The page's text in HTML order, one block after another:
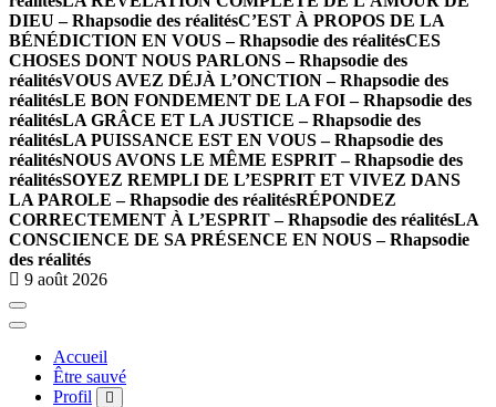
DIEU – Rhapsodie des réalitésC’EST À PROPOS DE LA
BÉNÉDICTION EN VOUS – Rhapsodie des réalitésCES
CHOSES DONT NOUS PARLONS – Rhapsodie des
réalitésVOUS AVEZ DÉJÀ L’ONCTION – Rhapsodie des
réalitésLE BON FONDEMENT DE LA FOI – Rhapsodie des
réalitésLA GRÂCE ET LA JUSTICE – Rhapsodie des
réalitésLA PUISSANCE EST EN VOUS – Rhapsodie des
réalitésNOUS AVONS LE MÊME ESPRIT – Rhapsodie des
réalitésSOYEZ REMPLI DE L’ESPRIT ET VIVEZ DANS
LA PAROLE – Rhapsodie des réalitésRÉPONDEZ
CORRECTEMENT À L’ESPRIT – Rhapsodie des réalitésLA
CONSCIENCE DE SA PRÉSENCE EN NOUS – Rhapsodie
des réalités
9 août 2026
Accueil
Être sauvé
Profil